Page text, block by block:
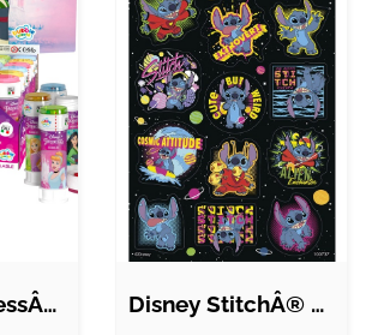
Disney PrincessÂ® Sæbebobler 60 ML Disney StitchÂ® Klistermærker